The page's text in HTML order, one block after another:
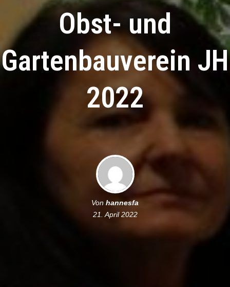
Obst- und
Gartenbauverein JH
2022
Von hannesfa
21. April 2022